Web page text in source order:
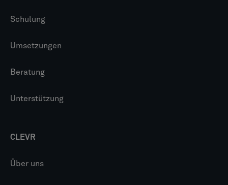
Schulung
Umsetzungen
Beratung
Unterstützung
CLEVR
Über uns